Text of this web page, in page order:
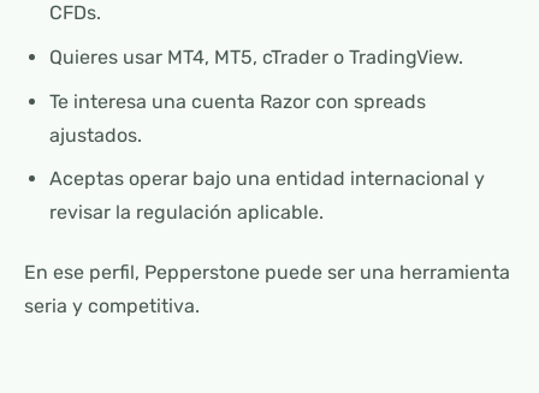
CFDs.
Quieres usar MT4, MT5, cTrader o TradingView.
Te interesa una cuenta Razor con spreads
ajustados.
Aceptas operar bajo una entidad internacional y
revisar la regulación aplicable.
En ese perfil, Pepperstone puede ser una herramienta
seria y competitiva.